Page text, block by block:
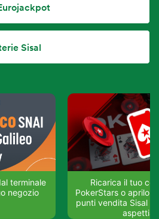
Sisal
terminale
negozio
Ricarica il tuo
PokerStars o aprilo
punti vendita Sisal